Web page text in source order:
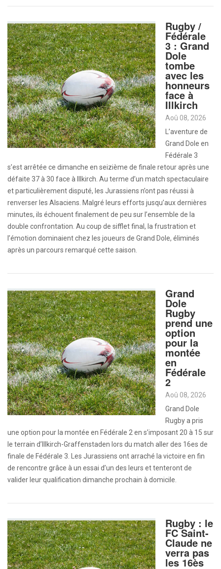
Rugby /
Fédérale
3 : Grand
Dole
tombe
avec les
honneurs
face à
Illkirch
Aoû 08, 2026
L’aventure de
Grand Dole en
Fédérale 3
s’est arrêtée ce dimanche en seizième de finale retour après une
défaite 37 à 30 face à Illkirch. Au terme d’un match spectaculaire
et particulièrement disputé, les Jurassiens n’ont pas réussi à
renverser les Alsaciens. Malgré leurs efforts jusqu’aux dernières
minutes, ils échouent finalement de peu sur l’ensemble de la
double confrontation. Au coup de sifflet final, la frustration et
l’émotion dominaient chez les joueurs de Grand Dole, éliminés
après un parcours remarqué cette saison.
Grand
Dole
Rugby
prend une
option
pour la
montée
en
Fédérale
2
Aoû 08, 2026
Grand Dole
Rugby a pris
une option pour la montée en Fédérale 2 en s’imposant 20 à 15 sur
le terrain d’Illkirch-Graffenstaden lors du match aller des 16es de
finale de Fédérale 3. Les Jurassiens ont arraché la victoire en fin
de rencontre grâce à un essai d’un des leurs et tenteront de
valider leur qualification dimanche prochain à domicile.
Rugby : le
FC Saint-
Claude ne
verra pas
les 16ès